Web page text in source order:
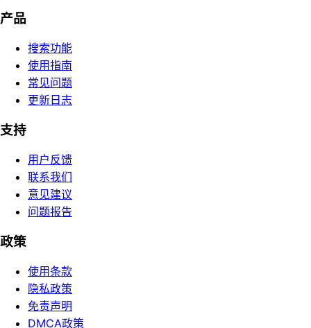
产品
搜索功能
使用指南
常见问题
更新日志
支持
用户反馈
联系我们
意见建议
问题报告
政策
使用条款
隐私政策
免责声明
DMCA政策